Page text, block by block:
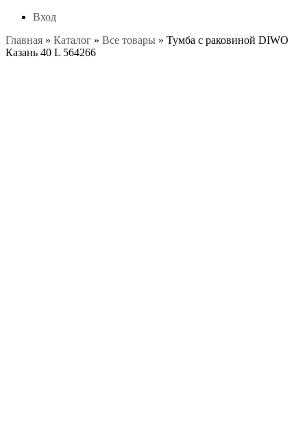
Вход
Главная » Каталог » Все товары » Тумба с раковиной DIWO
Казань 40 L 564266